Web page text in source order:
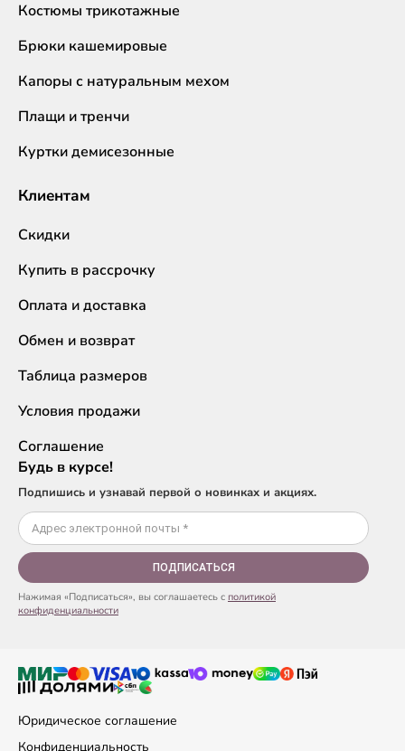
Костюмы трикотажные
Брюки кашемировые
Капоры с натуральным мехом
Плащи и тренчи
Куртки демисезонные
Клиентам
Скидки
Купить в рассрочку
Оплата и доставка
Обмен и возврат
Таблица размеров
Условия продажи
Соглашение
Будь в курсе!
Подпишись и узнавай первой о новинках и акциях.
ПОДПИСАТЬСЯ
Нажимая «Подписаться», вы соглашаетесь с политикой
конфиденциальности
Юридическое соглашение
Конфиденциальность